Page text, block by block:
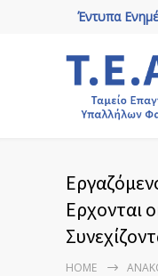
Έντυπα
Ερχονται
HOME